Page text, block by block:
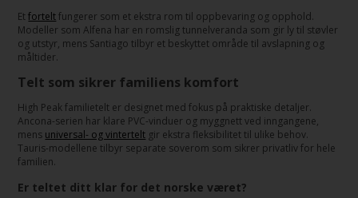
Etforteltfungerer som et ekstra rom til oppbevaring og opphold.
Modeller som Alfena har en romslig tunnelveranda som gir ly til støvler
og utstyr, mens Santiago tilbyr et beskyttet område til avslapning og
måltider.
Telt som sikrer familiens komfort
High Peak familietelt er designet med fokus på praktiske detaljer.
Ancona-serien har klare PVC-vinduer og myggnett ved inngangene,
mens universal- og vintertelt gir ekstra fleksibilitet til ulike behov.
Tauris-modellene tilbyr separate soverom som sikrer privatliv for hele
familien.
Er teltet ditt klar for det norske været?